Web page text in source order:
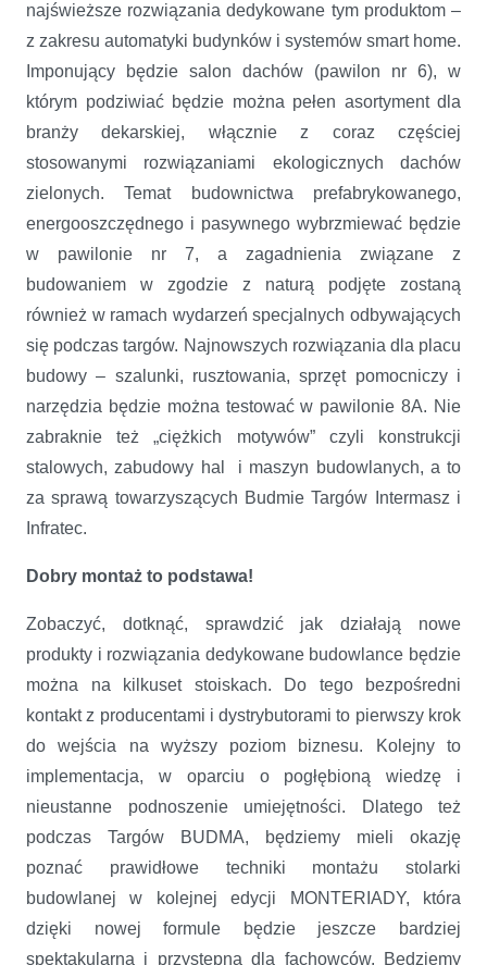
najświeższe rozwiązania dedykowane tym produktom –
z zakresu automatyki budynków i systemów smart home.
Imponujący będzie salon dachów (pawilon nr 6), w
którym podziwiać będzie można pełen asortyment dla
branży dekarskiej, włącznie z coraz częściej
stosowanymi rozwiązaniami ekologicznych dachów
zielonych. Temat budownictwa prefabrykowanego,
energooszczędnego i pasywnego wybrzmiewać będzie
w pawilonie nr 7, a zagadnienia związane z
budowaniem w zgodzie z naturą podjęte zostaną
również w ramach wydarzeń specjalnych odbywających
się podczas targów. Najnowszych rozwiązania dla placu
budowy – szalunki, rusztowania, sprzęt pomocniczy i
narzędzia będzie można testować w pawilonie 8A. Nie
zabraknie też „ciężkich motywów” czyli konstrukcji
stalowych, zabudowy hal i maszyn budowlanych, a to
za sprawą towarzyszących Budmie Targów Intermasz i
Infratec.
Dobry montaż to podstawa!
Zobaczyć, dotknąć, sprawdzić jak działają nowe
produkty i rozwiązania dedykowane budowlance będzie
można na kilkuset stoiskach. Do tego bezpośredni
kontakt z producentami i dystrybutorami to pierwszy krok
do wejścia na wyższy poziom biznesu. Kolejny to
implementacja, w oparciu o pogłębioną wiedzę i
nieustanne podnoszenie umiejętności. Dlatego też
podczas Targów BUDMA, będziemy mieli okazję
poznać prawidłowe techniki montażu stolarki
budowlanej w kolejnej edycji MONTERIADY, która
dzięki nowej formule będzie jeszcze bardziej
spektakularna i przystępna dla fachowców. Będziemy